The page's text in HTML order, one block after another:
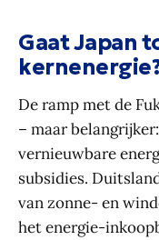
Gaat Japan
De ramp met de
– maar
vernieuwbare
subsidies.
van zonne- en
het energie-